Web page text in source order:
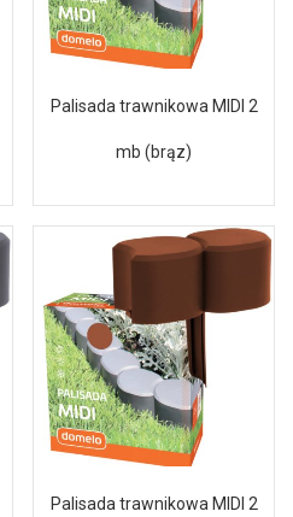
Palisada trawnikowa MIDI 2
mb (brąz)
Palisada trawnikowa MIDI 2